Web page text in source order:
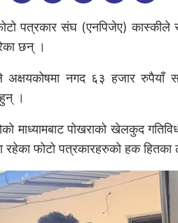
पत्रकार संघ (एनपिजेए) कास्कीले
छन् ।
अक्षयकोषमा नगद ६३ हजार
।
माध्यामबाट पोखराको खेलकुद
रहेका फोटो पत्रकारहरुको हक हितका